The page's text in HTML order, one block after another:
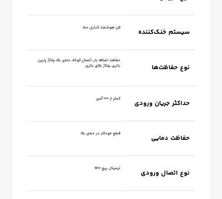
سیستم خنک‌کننده فن هوشمند کنترل دما
نوع حفاظت‌ها
حفاظت اضافه بار، اتصال کوتاه، دمای بالا، ولتاژ پایین
باتری، ولتاژ بالای باتری
حداکثر جریان ورودی کمتر از 100 آمپر
حفاظت دمایی قطع خودکار در دمای بالا
نوع اتصال ورودی ترمینال پیچ M10